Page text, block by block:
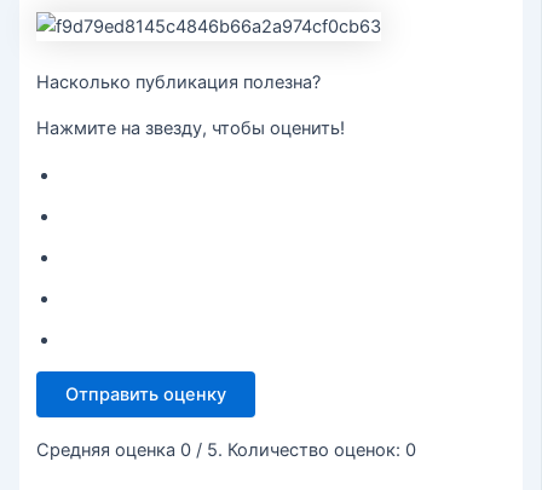
Насколько публикация полезна?
Нажмите на звезду, чтобы оценить!
Отправить оценку
Средняя оценка 0 / 5. Количество оценок: 0